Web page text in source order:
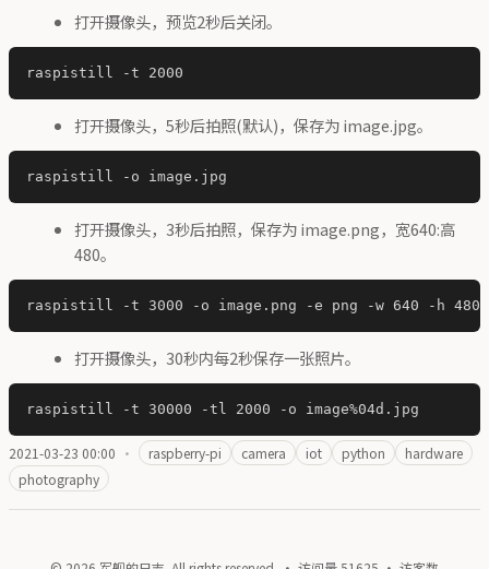
打开摄像头，预览2秒后关闭。
打开摄像头，5秒后拍照(默认)，保存为 image.jpg。
打开摄像头，3秒后拍照，保存为 image.png，宽640:高
480。
打开摄像头，30秒内每2秒保存一张照片。
2021-03-23 00:00 · raspberry-pi camera iot python
hardware
photography